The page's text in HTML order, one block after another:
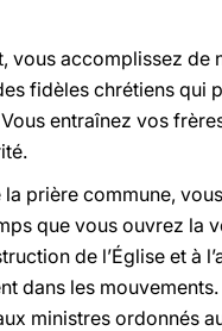
vous accomplissez de
fidèles chrétiens qui
entraînez vos
prière commune,
que vous ouvrez la
de l’Église et à
dans les
ministres ordonnés